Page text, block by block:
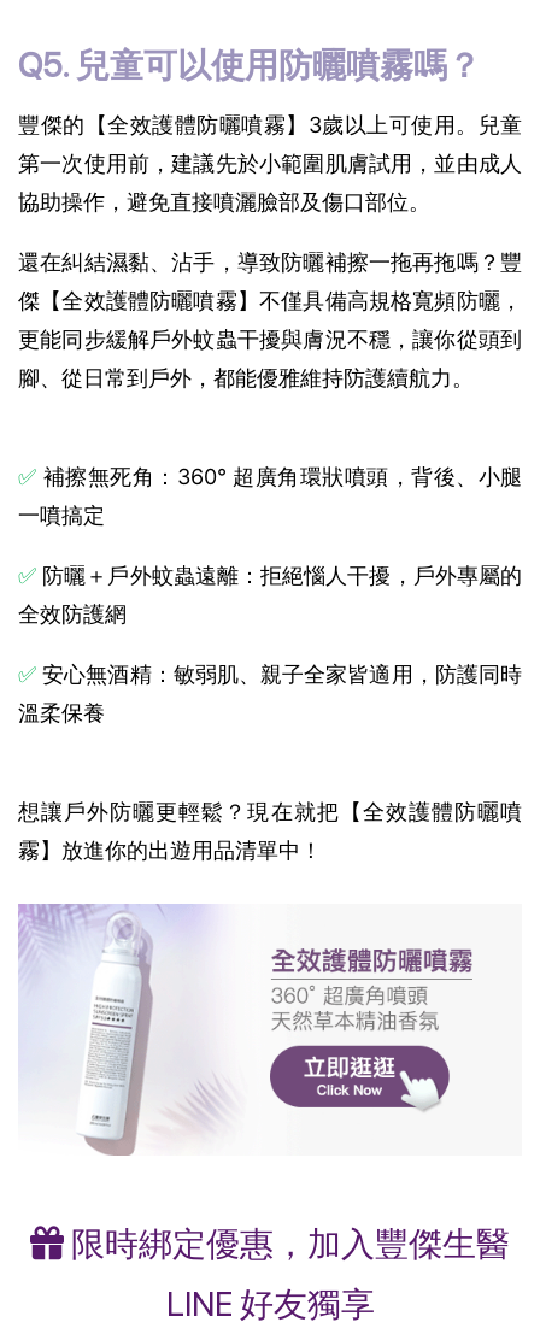
Q5. 兒童可以使用防曬噴霧嗎？
豐傑的【全效護體防曬噴霧】3歲以上可使用。兒童
第一次使用前，建議先於小範圍肌膚試用，並由成人
協助操作，避免直接噴灑臉部及傷口部位。
還在糾結濕黏、沾手，導致防曬補擦一拖再拖嗎？豐
傑【全效護體防曬噴霧】不僅具備高規格寬頻防曬，
更能同步緩解戶外蚊蟲干擾與膚況不穩，讓你從頭到
腳、從日常到戶外，都能優雅維持防護續航力。
✅ 補擦無死角：360° 超廣角環狀噴頭，背後、小腿
一噴搞定
✅ 防曬＋戶外蚊蟲遠離：拒絕惱人干擾，戶外專屬的
全效防護網
✅ 安心無酒精：敏弱肌、親子全家皆適用，防護同時
溫柔保養
想讓戶外防曬更輕鬆？現在就把【全效護體防曬噴
霧】放進你的出遊用品清單中！
限時綁定優惠，加入豐傑生醫
LINE 好友獨享